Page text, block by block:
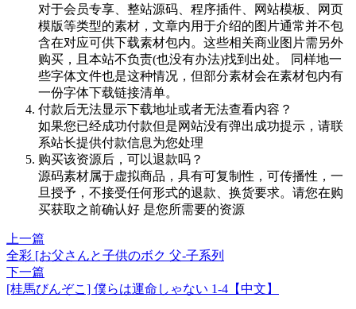
对于会员专享、整站源码、程序插件、网站模板、网页
模版等类型的素材，文章内用于介绍的图片通常并不包
含在对应可供下载素材包内。这些相关商业图片需另外
购买，且本站不负责(也没有办法)找到出处。 同样地一
些字体文件也是这种情况，但部分素材会在素材包内有
一份字体下载链接清单。
付款后无法显示下载地址或者无法查看内容？
如果您已经成功付款但是网站没有弹出成功提示，请联
系站长提供付款信息为您处理
购买该资源后，可以退款吗？
源码素材属于虚拟商品，具有可复制性，可传播性，一
旦授予，不接受任何形式的退款、换货要求。请您在购
买获取之前确认好 是您所需要的资源
上一篇
全彩 [お父さんと子供のボク 父-子系列
下一篇
[桂馬びんぞこ] 僕らは運命しゃない 1-4【中文】